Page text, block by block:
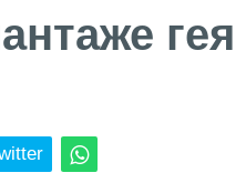
гея